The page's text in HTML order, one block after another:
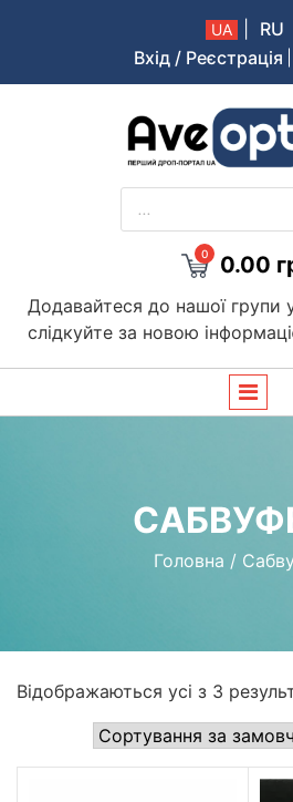
UA
RU
Вхід / Реєстрація
Aveopt – оптова дропшипінг
PRODUCTS
SEARCH
0 0.00
Додавайтеся до нашої групи
слідкуйте за новою
Головна /
Відображаються усі з 3